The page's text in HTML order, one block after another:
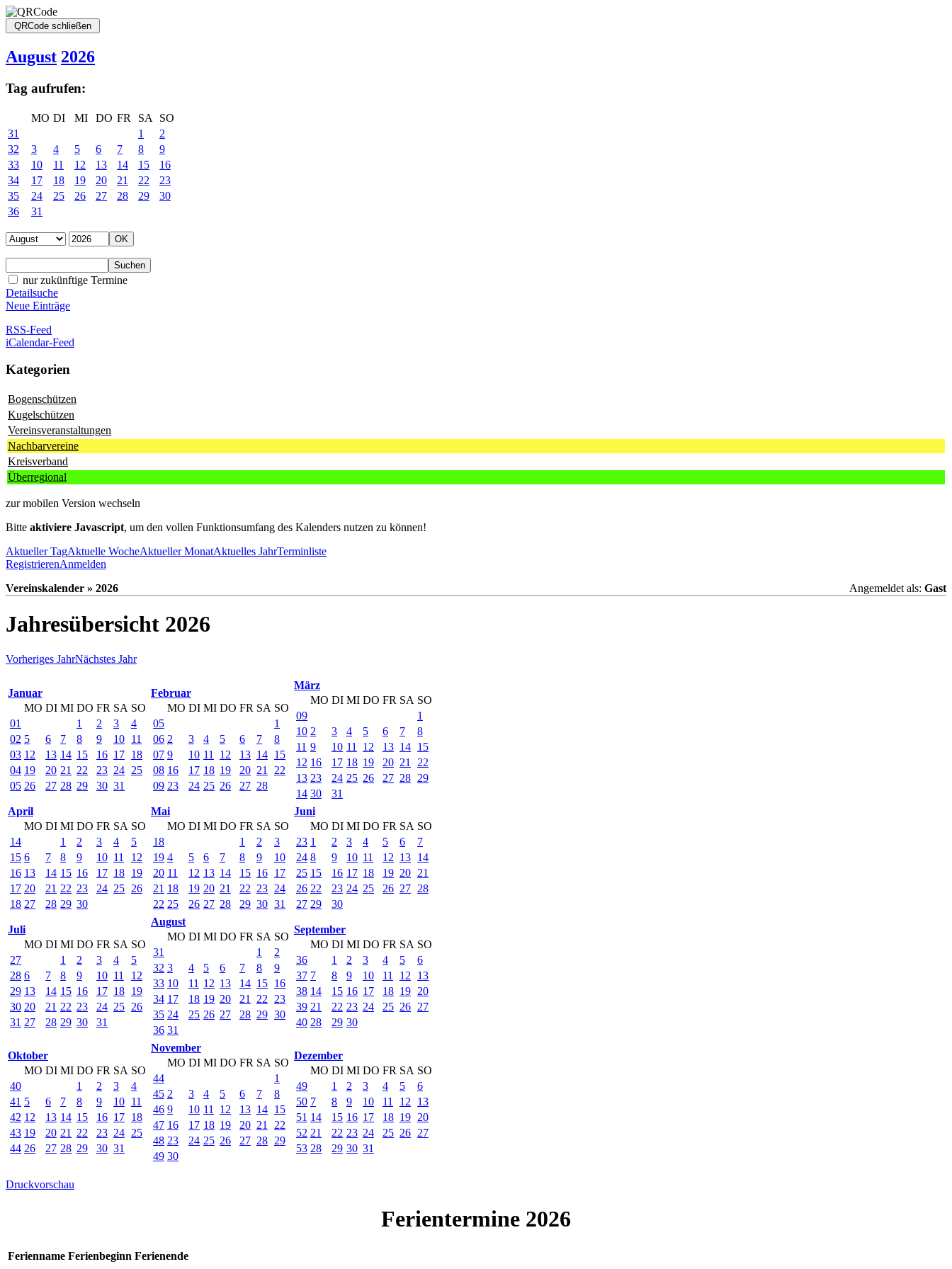
August 2026
Tag aufrufen:
MO DI MI DO FR SA
SO
31
1
2
32
3 4 5 6 7 8
9
33
10 11 12 13 14 15
16
34
17 18 19 20 21 22
23
35
24 25 26 27 28 29
30
36
31
nur zukünftige Termine
Detailsuche
Neue Einträge
RSS-Feed
iCalendar-Feed
Kategorien
Bogenschützen
Kugelschützen
Vereinsveranstaltungen
Nachbarvereine
Kreisverband
Überregional
zur mobilen Version wechseln
Bitte aktiviere Javascript, um den vollen Funktionsumfang des Kalenders nutzen zu können!
Aktueller TagAktuelle WocheAktueller MonatAktuelles JahrTerminliste
RegistrierenAnmelden
Vereinskalender » 2026
Angemeldet als: Gast
Jahresübersicht 2026
Vorheriges JahrNächstes Jahr
Januar
MO DI MI DO FR SA SO
01
1 2 3
4
02 5 6 7 8 9 10 11
03 12 13 14 15 16 17 18
04 19 20 21 22 23 24 25
05 26 27 28 29 30 31
Februar
MO DI MI DO FR SA SO
05
1
06 2 3 4 5 6 7
8
07 9 10 11 12 13 14 15
08 16 17 18 19 20 21
22
09 23 24 25 26 27 28
März
MO DI MI DO FR SA SO
09
1
10 2 3 4 5 6 7
8
11 9 10 11 12 13 14 15
12 16 17 18 19 20 21
22
13 23 24 25 26 27 28 29
14 30
31
April
MO DI MI DO FR SA SO
14
1 2 3 4
5
15 6 7 8 9 10 11
12
16 13 14 15 16 17 18 19
17 20 21 22 23 24 25 26
18 27 28 29 30
Mai
MO DI MI DO FR SA SO
18
1 2
3
19 4 5 6 7 8 9
10
20 11 12 13 14 15 16 17
21 18 19 20 21 22 23 24
22 25 26 27 28 29 30 31
Juni
MO DI MI DO FR SA SO
23 1 2 3 4 5 6
7
24 8 9 10 11 12 13 14
25 15 16 17 18 19 20 21
26 22 23 24 25 26 27 28
27 29 30
Juli
MO DI MI DO FR SA SO
27
1 2 3 4
5
28 6 7 8 9 10 11
12
29 13 14 15 16 17 18 19
30 20 21 22 23 24 25 26
31 27 28 29 30 31
August
MO DI MI DO FR SA SO
31
1
2
32 3 4 5 6 7 8
9
33 10 11 12 13 14 15 16
34 17 18 19 20 21 22
23
35 24 25 26 27 28 29 30
36 31
September
MO DI MI DO FR SA SO
36
1 2 3 4 5
6
37 7 8 9 10 11 12
13
38 14 15 16 17 18 19 20
39 21 22 23 24 25 26 27
40 28 29 30
Oktober
MO DI MI DO FR SA SO
40
1 2 3
4
41 5 6 7 8 9 10 11
42 12 13 14 15 16 17 18
43 19 20 21 22 23 24 25
44 26 27 28 29 30 31
November
MO DI MI DO FR SA SO
44
1
45 2 3 4 5 6 7
8
46 9 10 11 12 13 14 15
47 16 17 18 19 20 21
22
48 23 24 25 26 27 28 29
49 30
Dezember
MO DI MI DO FR SA SO
49
1 2 3 4 5
6
50 7 8 9 10 11 12
13
51 14 15 16 17 18 19 20
52 21 22 23 24 25 26 27
53 28 29 30 31
Druckvorschau
Ferientermine 2026
Ferienname Ferienbeginn Ferienende